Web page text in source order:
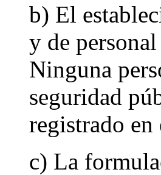
b) El
y de
Ninguna
seguridad
registrado en
c) La